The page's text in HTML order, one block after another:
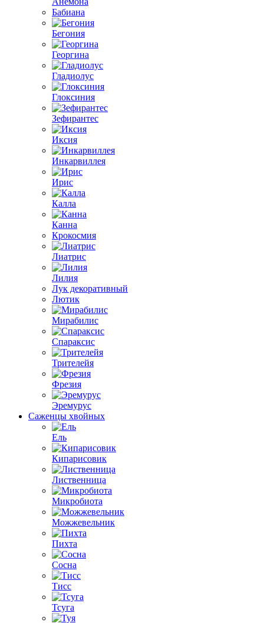
Бабиана
Бегония
Георгина
Гладиолус
Глоксиния
Зефирантес
Иксия
Инкарвиллея
Ирис
Калла
Канна
Крокосмия
Лиатрис
Лилия
Лук декоративный
Лютик
Мирабилис
Спараксис
Трителейя
Фрезия
Эремурус
Саженцы хвойных
Ель
Кипарисовик
Лиственница
Микробиота
Можжевельник
Пихта
Сосна
Тисс
Тсуга